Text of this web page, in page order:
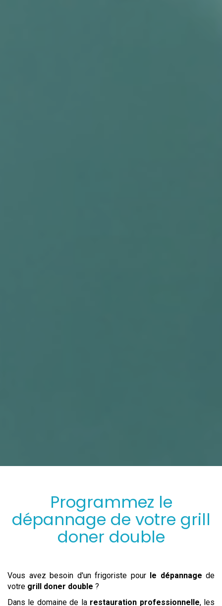
Programmez le
dépannage de votre grill
doner double
Vous avez besoin d'un frigoriste pour le dépannage de
votre grill doner double ?
Dans le domaine de la restauration professionnelle, les